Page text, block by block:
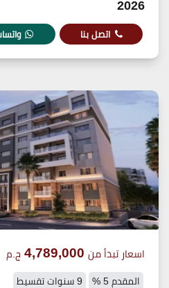
2026
اتصل بنا
اسعار تبدأ من 4,789,000 ج.م
المقدم 5 % 9 سنوات تقسيط